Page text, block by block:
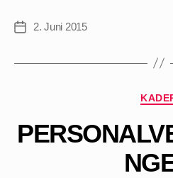
Veröffentlichungsdatum
2. Juni 2015